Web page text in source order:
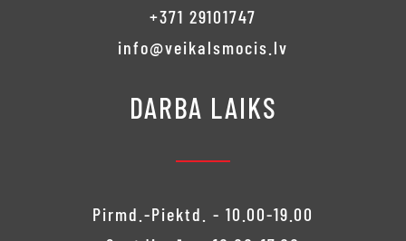
+371 29101747
info@veikalsmocis.lv
DARBA LAIKS
Pirmd.-Piektd. - 10.00-19.00